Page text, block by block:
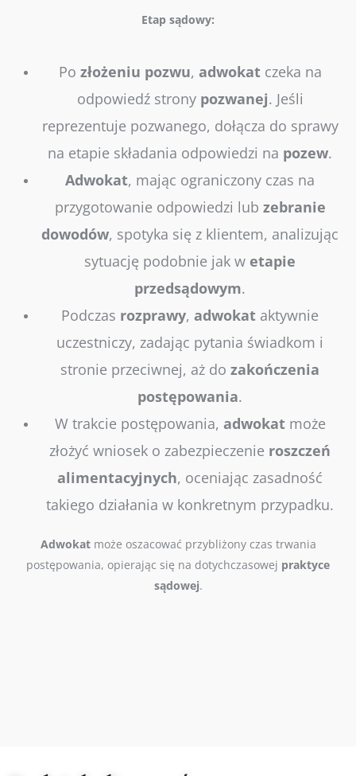
Etap sądowy:
Po złożeniu pozwu, adwokatczeka na
odpowiedź strony pozwanej. Jeśli
reprezentuje pozwanego, dołącza do sprawy
na etapie składania odpowiedzi na pozew.
Adwokat, mając ograniczony czas na
przygotowanie odpowiedzi lub zebranie
dowodów, spotyka się z klientem, analizując
sytuację podobnie jak w etapie
przedsądowym.
Podczas rozprawy, adwokat aktywnie
uczestniczy, zadając pytania świadkom i
stronie przeciwnej, aż do zakończenia
postępowania.
W trakcie postępowania, adwokatmoże
złożyć wniosek o zabezpieczenie roszczeń
alimentacyjnych, oceniając zasadność
takiego działania w konkretnym przypadku.
Adwokatmoże oszacować przybliżony czas trwania
postępowania, opierając się na dotychczasowej praktyce
sądowej.